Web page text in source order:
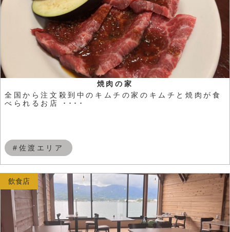
焼肉の家
全国から注文殺到中のキムチの家のキムチと焼肉が食
べられるお店 ････
#佐渡エリア
飲食店